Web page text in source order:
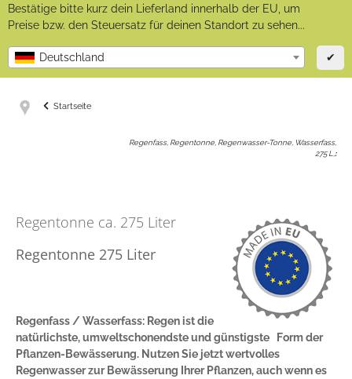
Bestätige bitte kurz dein Lieferland innerhalb der EU, um
Preise bzw. den Steuersatz für deinen Standort zu sehen...
Deutschland ✔
Startseite
Regenfass, Regentonne, Regenwasser-Tonne, Wasserfass,
275 L, :
Regentonne ca. 275 Liter
Regentonne 275 Liter
Regenfass / Wasserfass: Regen ist die
natürlichste, umweltschonendste und günstigste Form der
Pflanzen-Bewässerung. Nutzen Sie jetzt wertvolles
Regenwasser zur Bewässerung Ihrer Pflanzen, auch wenn es